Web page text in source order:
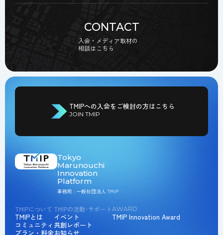
CONTACT
入会・メディア取材の
相談はこちら
TMIPへの入会をご検討の方はこちら
JOIN TMIP
Tokyo
Marunouchi
Innovation
Platform
事務局 : 一般社団法人 TMIP
TMIPについて
TMIPとは
コミュニティ
プラン・料金
TMIPの活動･サポート
イベント
共創レポート
お知らせ
AWARD
TMIP Innovation Award